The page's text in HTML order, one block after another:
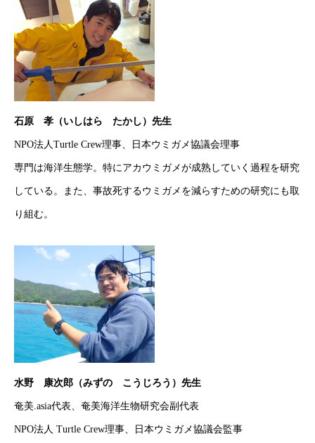
石原 孝（いしはら たかし）先生
NPO法人Turtle Crew理事、日本ウミガメ協議会理事
専門は海洋生態学。特にアカウミガメが成熟していく過程を研究
している。また、事故死するウミガメを減らすための研究にも取
り組む。
水野 康次郎（みずの こうじろう）先生
奄美.asia代表、奄美海洋生物研究会副代表
NPO法人 Turtle Crew理事、日本ウミガメ協議会監事